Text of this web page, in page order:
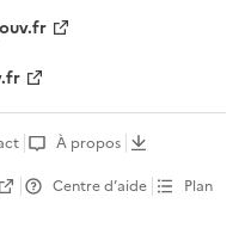
À propos
Centre d’aide
Plan